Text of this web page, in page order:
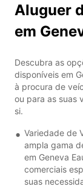
Aluguer
em
Descubra as
disponíveis em
à procura de
ou para as suas
si.
Variedade de
ampla gama
em Geneva
comerciais
suas